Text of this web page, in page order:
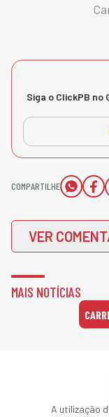
Siga o ClickPB no
COMPARTILHE
VER
MAIS NOTÍCIAS
A utilização